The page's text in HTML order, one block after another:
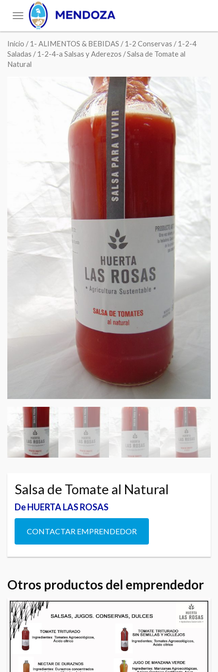
Toggle
navigation
Inicio /1- ALIMENTOS & BEBIDAS /1-2 Conservas /1-2-4
Saladas /1-2-4-a Salsas y Aderezos / Salsa de Tomate al
Natural
Salsa de Tomate al Natural
De HUERTA LAS ROSAS
CONTACTAR EMPRENDEDOR
Otros productos del emprendedor